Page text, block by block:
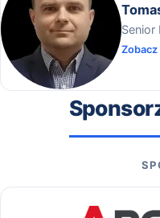
Senior
Zobacz